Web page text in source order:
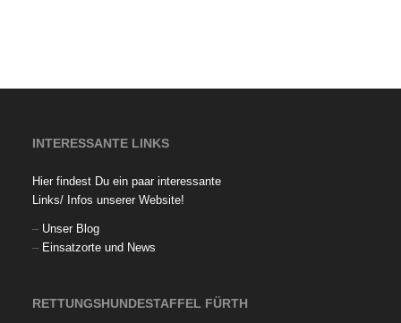
INTERESSANTE LINKS
Hier findest Du ein paar interessante
Links/ Infos unserer Website!
– Unser Blog
– Einsatzorte und News
RETTUNGSHUNDESTAFFEL FÜRTH